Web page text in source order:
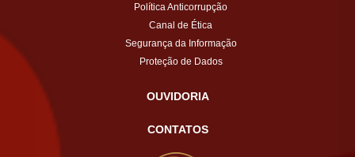
Política Anticorrupção
Canal de Ética
Segurança da Informação
Proteção de Dados
OUVIDORIA
CONTATOS